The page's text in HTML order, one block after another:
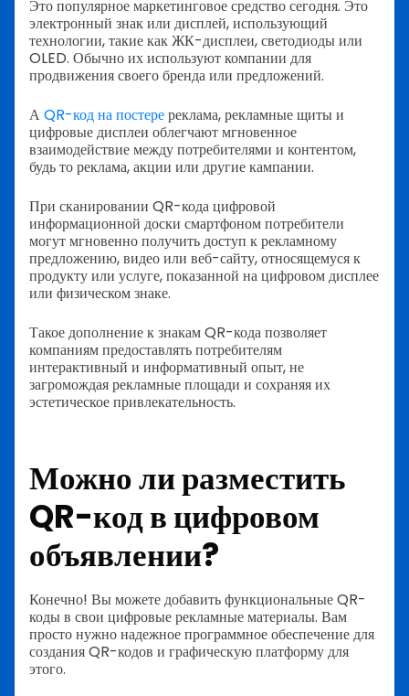
Это популярное маркетинговое средство сегодня. Это
электронный знак или дисплей, использующий
технологии, такие как ЖК-дисплеи, светодиоды или
OLED. Обычно их используют компании для
продвижения своего бренда или предложений.
АQR-код на постеререклама, рекламные щиты и
цифровые дисплеи облегчают мгновенное
взаимодействие между потребителями и контентом,
будь то реклама, акции или другие кампании.
При сканировании QR-кода цифровой
информационной доски смартфоном потребители
могут мгновенно получить доступ к рекламному
предложению, видео или веб-сайту, относящемуся к
продукту или услуге, показанной на цифровом дисплее
или физическом знаке.
Такое дополнение к знакам QR-кода позволяет
компаниям предоставлять потребителям
интерактивный и информативный опыт, не
загромождая рекламные площади и сохраняя их
эстетическое привлекательность.
Можно ли разместить
QR-код в цифровом
объявлении?
Конечно! Вы можете добавить функциональные QR-
коды в свои цифровые рекламные материалы. Вам
просто нужно надежное программное обеспечение для
создания QR-кодов и графическую платформу для
этого.